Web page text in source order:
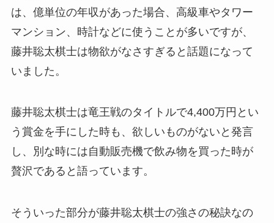
は、億単位の年収があった場合、高級車やタワー
マンション、時計などに使うことが多いですが、
藤井聡太棋士は物欲がなさすぎると話題になって
いました。
藤井聡太棋士は竜王戦のタイトルで4,400万円とい
う賞金を手にした時も、欲しいものがないと発言
し、別な時には自動販売機で飲み物を買った時が
贅沢であると語っています。
そういった部分が藤井聡太棋士の強さの秘訣なの